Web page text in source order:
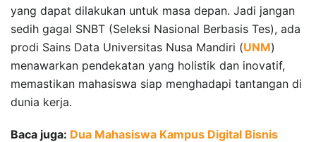
yang dapat dilakukan untuk masa depan. Jadi jangan
sedih gagal SNBT (Seleksi Nasional Berbasis Tes), ada
prodi Sains Data Universitas Nusa Mandiri (UNM)
menawarkan pendekatan yang holistik dan inovatif,
memastikan mahasiswa siap menghadapi tantangan di
dunia kerja.
Baca juga: Dua Mahasiswa Kampus Digital Bisnis